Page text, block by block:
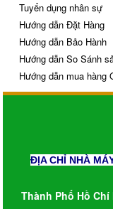
Tuyển dụng nhân sự
Hướng dẫn Đặt Hàng
Hướng dẫn Bảo Hành
Hướng dẫn So Sánh
Hướng dẫn mua hàng
ĐỊA CHỈ NHÀ
Thành Phố Hồ Chí